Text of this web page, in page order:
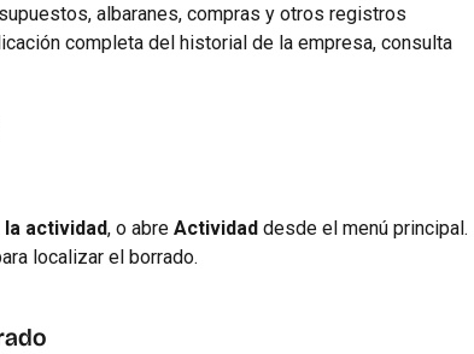
albaranes, compras y otros registros
completa del historial de la empresa, consulta
actividad, o abre Actividad desde el menú principal.
localizar el borrado.